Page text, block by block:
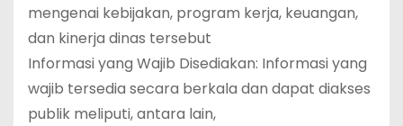
mengenai kebijakan, program kerja, keuangan,
dan kinerja dinas tersebut
Informasi yang Wajib Disediakan: Informasi yang
wajib tersedia secara berkala dan dapat diakses
publik meliputi, antara lain,